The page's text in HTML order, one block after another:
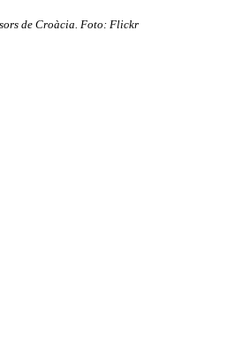
de Croàcia. Foto: Flickr